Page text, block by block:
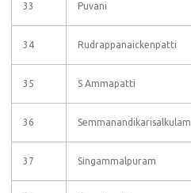
33 Puvani
34 Rudrappanaickenpatti
35 S Ammapatti
36 Semmanandikarisalkulam
37 Singammalpuram